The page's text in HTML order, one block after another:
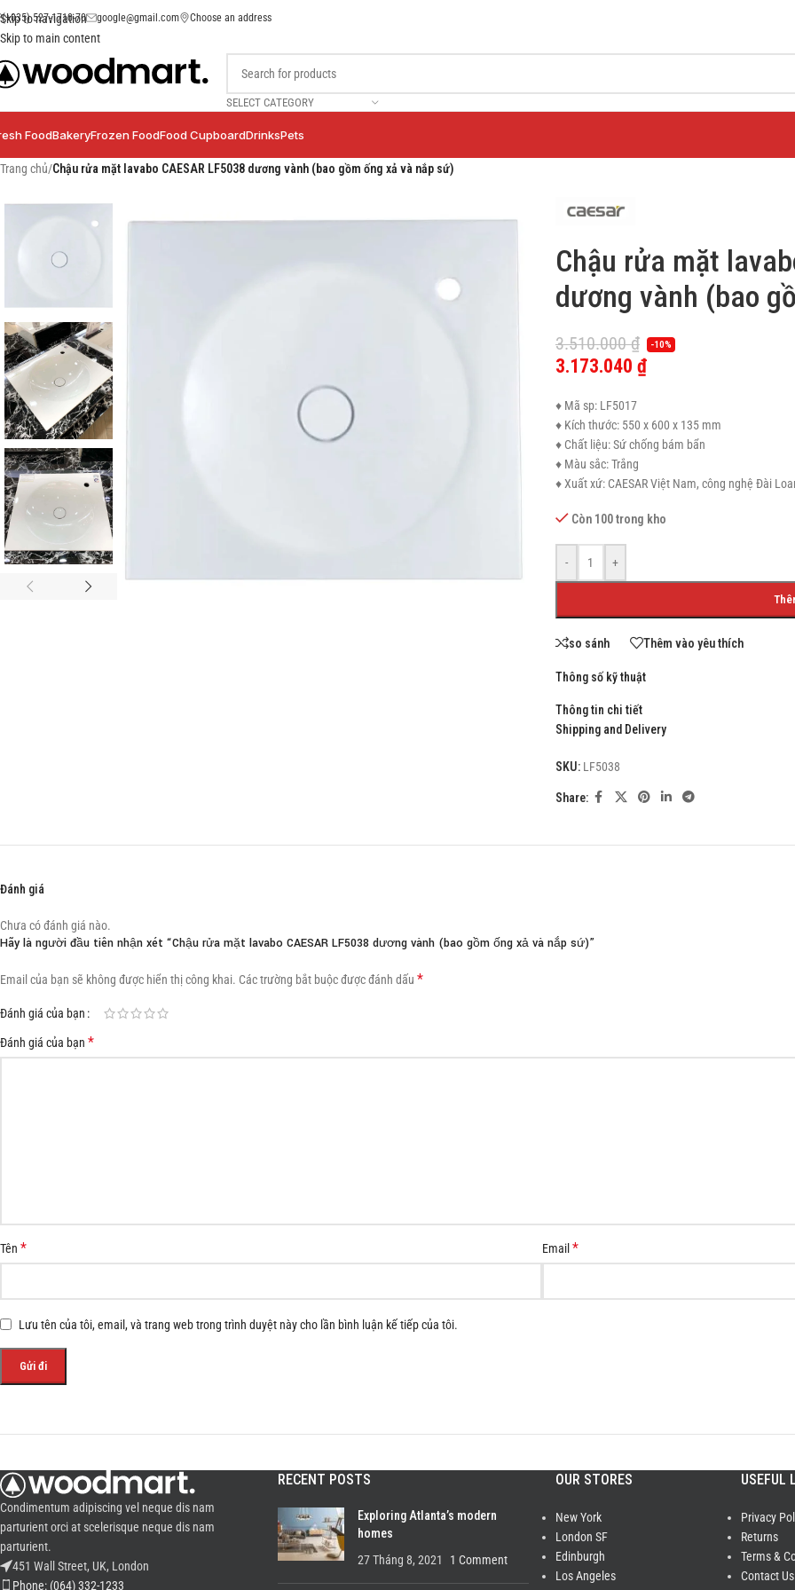
Skip to navigation
Skip to main content
(+035) 527-1710-70 google@gmail.com Choose an address
SELECT CATEGORY
FoodBakeryFrozen FoodFood CupboardDrinksPets
SHOP LAYOUTS
Filters area
Hidden sidebar
HOT
Small categories menu
Products list view
With background
Category description
Header overlap
Infinit scrolling
Trang chủ/Chậu rửa mặt lavabo CAESAR LF5038 dương vành (bao gồm ống xả và nắp sứ)
Chậu rửa mặt
dương vành (bao
3.510.000₫ -10%
3.173.040 ₫
♦ Mã sp: LF5017
♦ Kích thước: 550 x 600 x 135 mm
♦ Chất liệu: Sứ chống bám bẩn
♦ Màu sắc: Trắng
♦ Xuất xứ: CAESAR Việt Nam, công nghệ Đài
Còn 100 trong kho
- +
so sánh Thêm vào yêu thích
Thông số kỹ thuật
Thông tin chi tiết
Shipping and Delivery
SKU: LF5038
Share:
Đánh giá
Chưa có đánh giá nào.
Hãy là người đầu tiên nhận xét “Chậu rửa mặt lavabo CAESAR LF5038 dương vành (bao gồm ống xả và nắp sứ)”
Email của bạn sẽ không được hiển thị công khai. Các trường bắt buộc được đánh dấu *
Đánh giá của bạn
Đánh giá của bạn *
Tên * Email *
Lưu tên của tôi, email, và trang web trong trình duyệt này cho lần bình luận kế tiếp của tôi.
Condimentum adipiscing vel neque dis nam
parturient orci at scelerisque neque dis nam
parturient.
451 Wall Street, UK, London
Phone: (064) 332-1233
RECENT POSTS
Exploring Atlanta’s modern
homes
27 Tháng 8, 2021
1 Comment
OUR STORES
New York
London SF
Edinburgh
Los Angeles
USEFUL
Privacy
Returns
Terms &
Contact Us